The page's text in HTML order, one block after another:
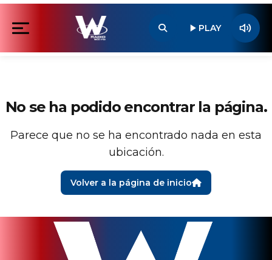
No se ha podido encontrar la página.
Parece que no se ha encontrado nada en esta
ubicación.
Volver a la página de inicio